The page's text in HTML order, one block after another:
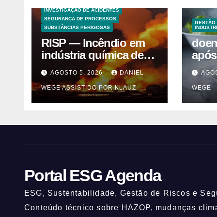
INVESTIGAÇÃO DE ACIDENTES
SEGURANÇA DE PROCESSOS
SUBSTÂNCIAS PERIGOSAS
RISP — Incêndio em
indústria química de
solventes em
Itaquaquecetuba/SP
(UNIQUIMA/Quema)
AGOSTO 5, 2026 DANIEL
WEGE ASSISTIDO POR KLAUZ
GESTÃO
WEGE
Portal ESG Agenda
ESG, Sustentabilidade, Gestão de Riscos e
Conteúdo técnico sobre HAZOP, mudanças